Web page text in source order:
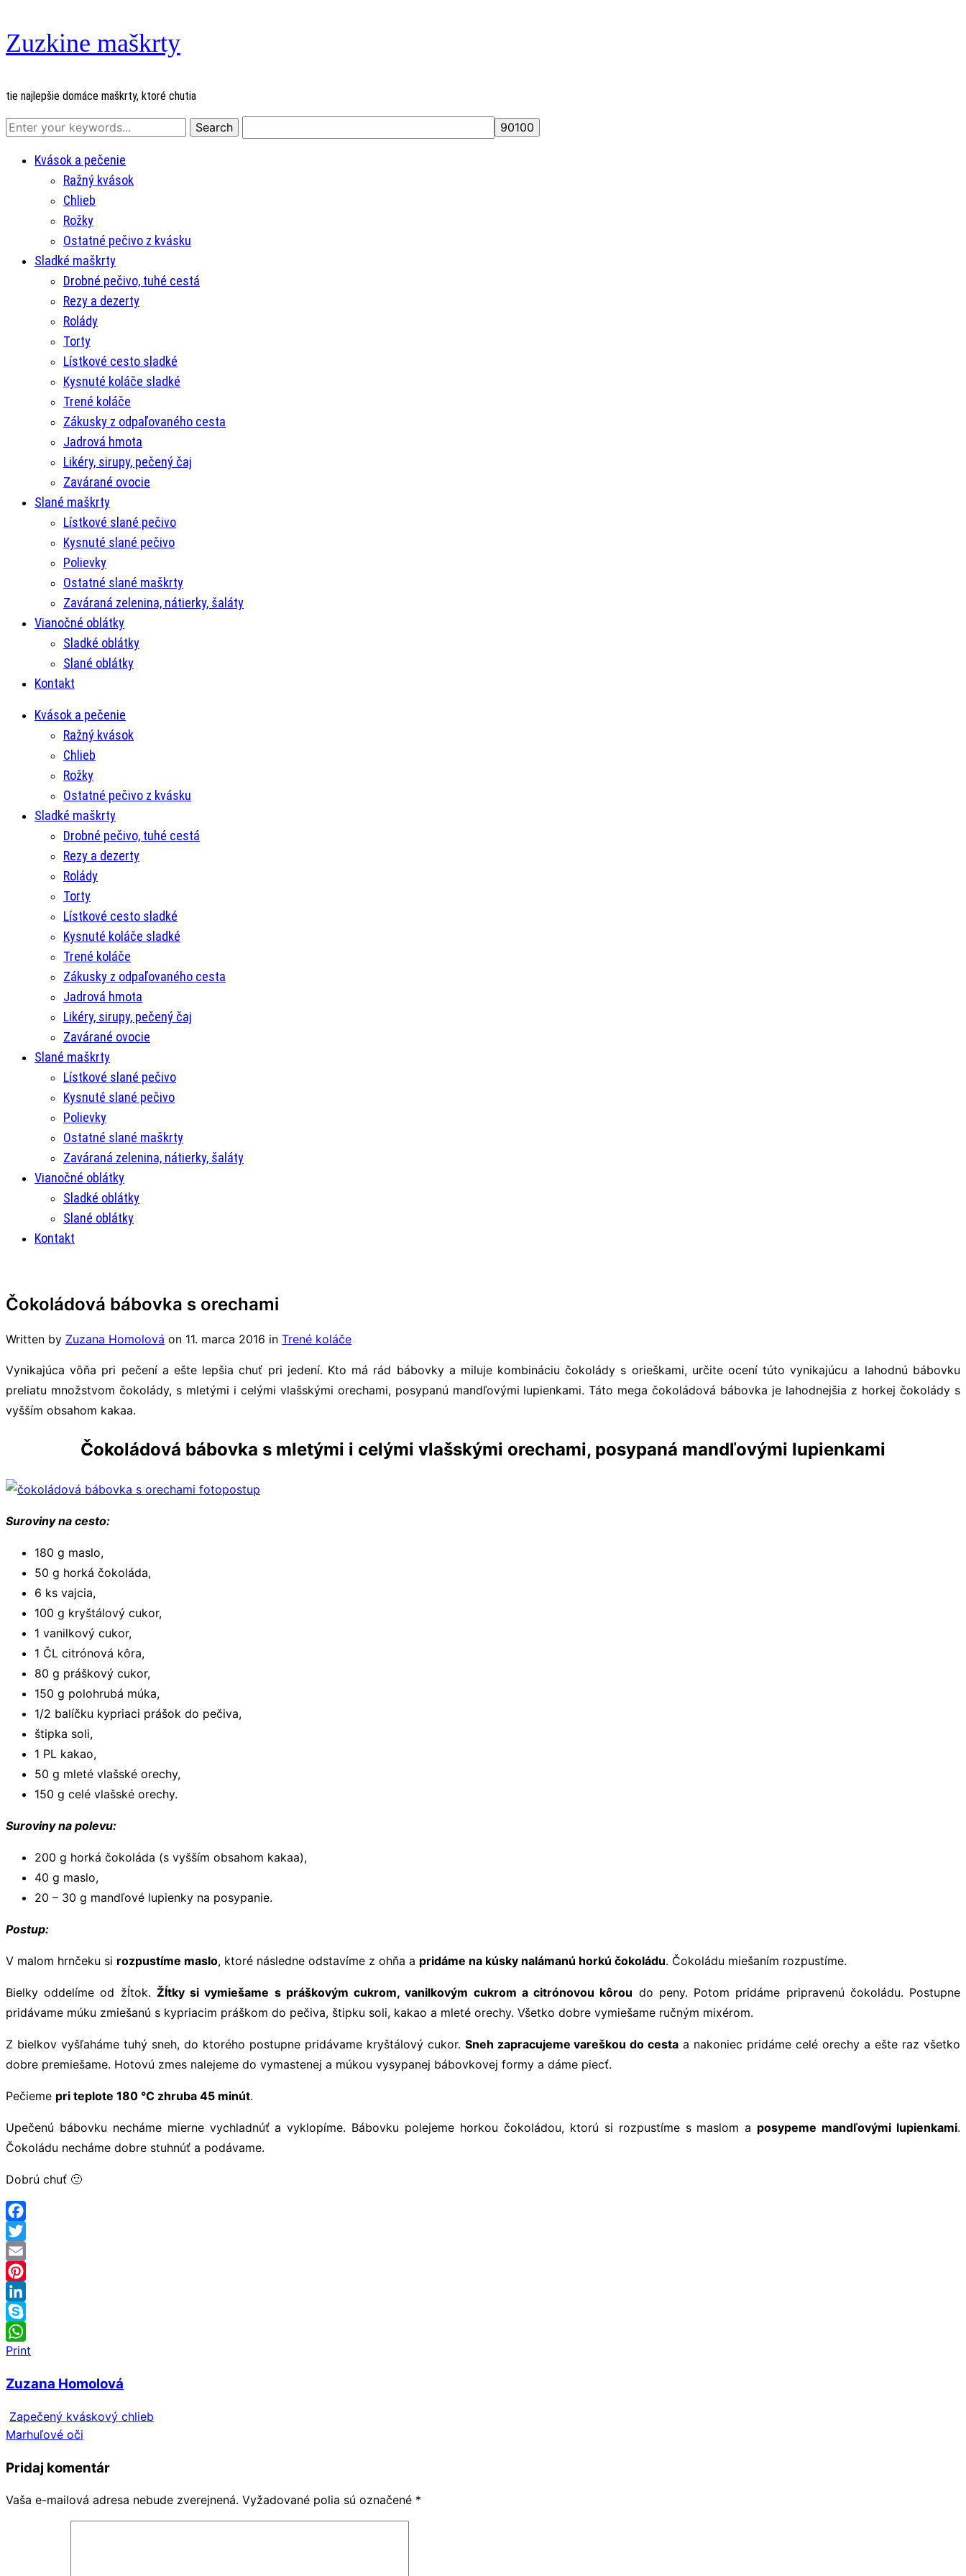
Zuzkine maškrty
tie najlepšie domáce maškrty, ktoré chutia
Kvások a pečenie
Ražný kvások
Chlieb
Rožky
Ostatné pečivo z kvásku
Sladké maškrty
Drobné pečivo, tuhé cestá
Rezy a dezerty
Rolády
Torty
Lístkové cesto sladké
Kysnuté koláče sladké
Trené koláče
Zákusky z odpaľovaného cesta
Jadrová hmota
Likéry, sirupy, pečený čaj
Zavárané ovocie
Slané maškrty
Lístkové slané pečivo
Kysnuté slané pečivo
Polievky
Ostatné slané maškrty
Zaváraná zelenina, nátierky, šaláty
Vianočné oblátky
Sladké oblátky
Slané oblátky
Kontakt
Kvások a pečenie
Ražný kvások
Chlieb
Rožky
Ostatné pečivo z kvásku
Sladké maškrty
Drobné pečivo, tuhé cestá
Rezy a dezerty
Rolády
Torty
Lístkové cesto sladké
Kysnuté koláče sladké
Trené koláče
Zákusky z odpaľovaného cesta
Jadrová hmota
Likéry, sirupy, pečený čaj
Zavárané ovocie
Slané maškrty
Lístkové slané pečivo
Kysnuté slané pečivo
Polievky
Ostatné slané maškrty
Zaváraná zelenina, nátierky, šaláty
Vianočné oblátky
Sladké oblátky
Slané oblátky
Kontakt
Čokoládová bábovka s orechami
Written by Zuzana Homolová on 11. marca 2016 in Trené koláče
Vynikajúca vôňa pri pečení a ešte lepšia chuť pri jedení. Kto má rád bábovky a miluje kombináciu čokolády s orieškami, určite ocení túto vynikajúcu a lahodnú bábovku
preliatu množstvom čokolády, s mletými i celými vlašskými orechami, posypanú mandľovými lupienkami. Táto mega čokoládová bábovka je lahodnejšia z horkej čokolády s
vyšším obsahom kakaa.
Čokoládová bábovka s mletými i celými vlašskými orechami, posypaná mandľovými lupienkami
Suroviny na cesto:
180 g maslo,
50 g horká čokoláda,
6 ks vajcia,
100 g kryštálový cukor,
1 vanilkový cukor,
1 ČL citrónová kôra,
80 g práškový cukor,
150 g polohrubá múka,
1/2 balíčku kypriaci prášok do pečiva,
štipka soli,
1 PL kakao,
50 g mleté vlašské orechy,
150 g celé vlašské orechy.
Suroviny na polevu:
200 g horká čokoláda (s vyšším obsahom kakaa),
40 g maslo,
20 – 30 g mandľové lupienky na posypanie.
Postup:
V malom hrnčeku si rozpustíme maslo, ktoré následne odstavíme z ohňa a pridáme na kúsky nalámanú horkú čokoládu. Čokoládu miešaním rozpustíme.
Bielky oddelíme od žĺtok. Žĺtky si vymiešame s práškovým cukrom, vanilkovým cukrom a citrónovou kôrou do peny. Potom pridáme pripravenú čokoládu. Postupne
pridávame múku zmiešanú s kypriacim práškom do pečiva, štipku soli, kakao a mleté orechy. Všetko dobre vymiešame ručným mixérom.
Z bielkov vyšľaháme tuhý sneh, do ktorého postupne pridávame kryštálový cukor. Sneh zapracujeme vareškou do cesta a nakoniec pridáme celé orechy a ešte raz všetko
dobre premiešame. Hotovú zmes nalejeme do vymastenej a múkou vysypanej bábovkovej formy a dáme piecť.
Pečieme pri teplote 180 °C zhruba 45 minút.
Upečenú bábovku necháme mierne vychladnúť a vyklopíme. Bábovku polejeme horkou čokoládou, ktorú si rozpustíme s maslom a posypeme mandľovými lupienkami.
Čokoládu necháme dobre stuhnúť a podávame.
Dobrú chuť 🙂
Facebook
Twitter
Email
Pinterest
LinkedIn
Skype
WhatsApp
Print
Zuzana Homolová
Zapečený kváskový chlieb
Marhuľové oči
Pridaj komentár
Vaša e-mailová adresa nebude zverejnená. Vyžadované polia sú označené *